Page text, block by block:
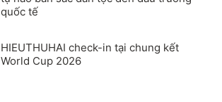
quốc tế
HIEUTHUHAI check-in tại chung kết
World Cup 2026